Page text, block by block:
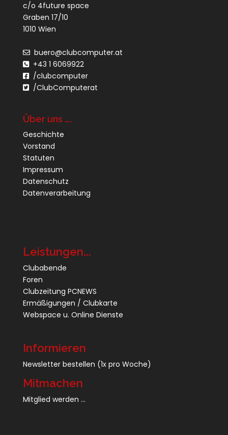
c/o 4future space
Graben 17/10
1010 Wien
buero@clubcomputer.at
+43 1 6069922
/clubcomputer
/ClubComputerat
Über uns ….
Geschichte
Vorstand
Statuten
Impressum
Datenschutz
Datenverarbeitung
Leistungen...
Clubabende
Foren
Clubzeitung PCNEWS
Ermäßigungen / Clubkarte
Webspace u. Online Dienste
Informieren
Newsletter bestellen (1x pro Woche)
Mitmachen
Mitglied werden ...